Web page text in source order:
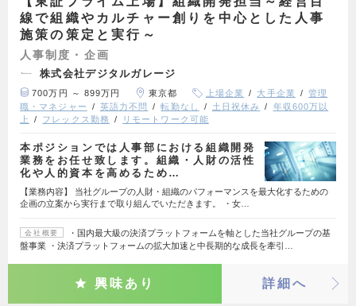
線で組織やカルチャー創りを中心とした人事
施策の策定と実行～
人事制度・企画
株式会社デジタルガレージ
700万円 ～ 899万円 東京都 上場企業 大手企業
管理
職・マネジャー
英語力不問 転勤なし 土日祝休み
年収600万以
上
フレックス勤務 リモートワーク可能
本ポジションでは人事部における組織開発
業務をお任せ致します。組織・人財の活性
化や人的資本を高めるため…
【業務内容】 当社グループの人財・組織のパフォーマンスを最大化するための
企画の立案から実行まで取り組んでいただきます。 ・女…
会社概要
・国内最大級の決済プラットフォームを軸とした当社グループの基
盤事業 ・決済プラットフォームの拡大加速と中長期的な成長を牽引…
興味あり 詳細へ